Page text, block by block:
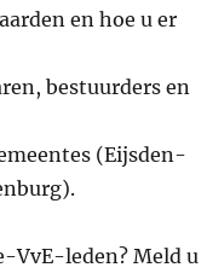
en hoe u er
bestuurders en
(Eijsden-
VvE-leden? Meld u